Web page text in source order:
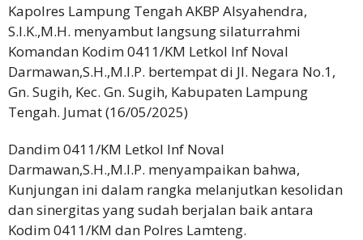
Kapolres Lampung Tengah AKBP Alsyahendra,
S.I.K.,M.H. menyambut langsung silaturrahmi
Komandan Kodim 0411/KM Letkol Inf Noval
Darmawan,S.H.,M.I.P. bertempat di Jl. Negara No.1,
Gn. Sugih, Kec. Gn. Sugih, Kabupaten Lampung
Tengah. Jumat (16/05/2025)
Dandim 0411/KM Letkol Inf Noval
Darmawan,S.H.,M.I.P. menyampaikan bahwa,
Kunjungan ini dalam rangka melanjutkan kesolidan
dan sinergitas yang sudah berjalan baik antara
Kodim 0411/KM dan Polres Lamteng.